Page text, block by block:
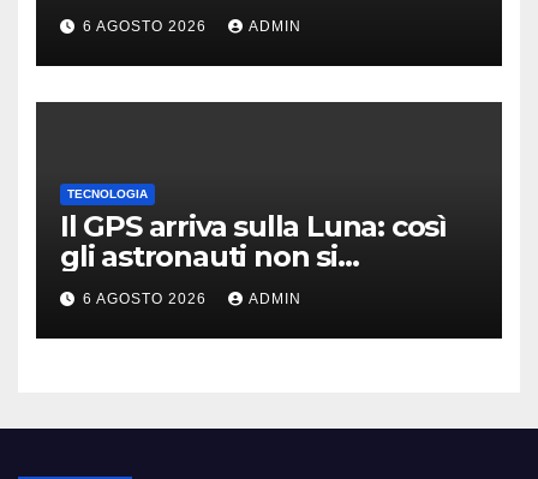
elettrica del marchio
6 AGOSTO 2026 ADMIN
TECNOLOGIA
Il GPS arriva sulla Luna: così
gli astronauti non si
perderanno più
6 AGOSTO 2026 ADMIN